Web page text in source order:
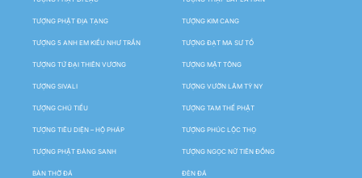
TƯỢNG PHẬT ĐỊA TẠNG TƯỢNG KIM CANG
TƯỢNG 5 ANH EM KIỀU NHƯ TRẦN TƯỢNG ĐẠT MA SƯ TỔ
TƯỢNG TỨ ĐẠI THIÊN VƯƠNG TƯỢNG MẬT TÔNG
TƯỢNG SIVALI TƯỢNG VƯỜN LÂM TỲ NY
TƯỢNG CHÚ TIỂU TƯỢNG TAM THẾ PHẬT
TƯỢNG TIÊU DIỆN – HỘ PHÁP TƯỢNG PHÚC LỘC THỌ
TƯỢNG PHẬT ĐẢNG SANH TƯỢNG NGỌC NỮ TIÊN ĐỒNG
BÀN THỜ ĐÁ ĐÈN ĐÁ